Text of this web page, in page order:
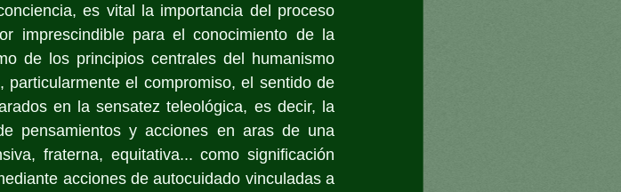
es vital la importancia del proceso
imprescindible para el conocimiento de la
de los principios centrales del humanismo
el compromiso, el sentido de
en la sensatez teleológica, es decir, la
pensamientos y acciones en aras de una
fraterna, equitativa... como significación
acciones de autocuidado vinculadas a